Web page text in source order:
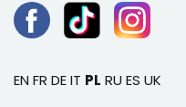
EN FR DEIT PL RU ES UK